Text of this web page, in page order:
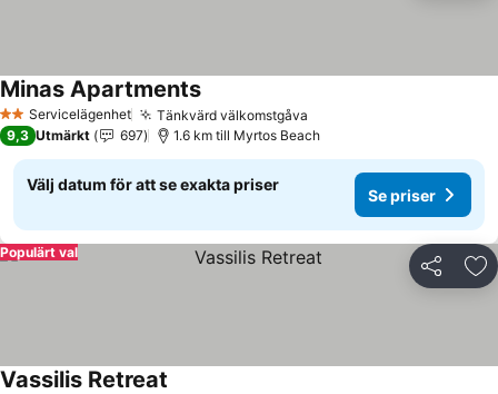
2 StjärnorServicelägenhet Tänkvärd välkomstgåva
Minas ApartmentsSe priser
9,3 Utmärkt 697 1.6 km till Myrtos Beach
Välj datum för att se exakta priser
Se priser
Dela
Populärt val
Vassilis Retreat